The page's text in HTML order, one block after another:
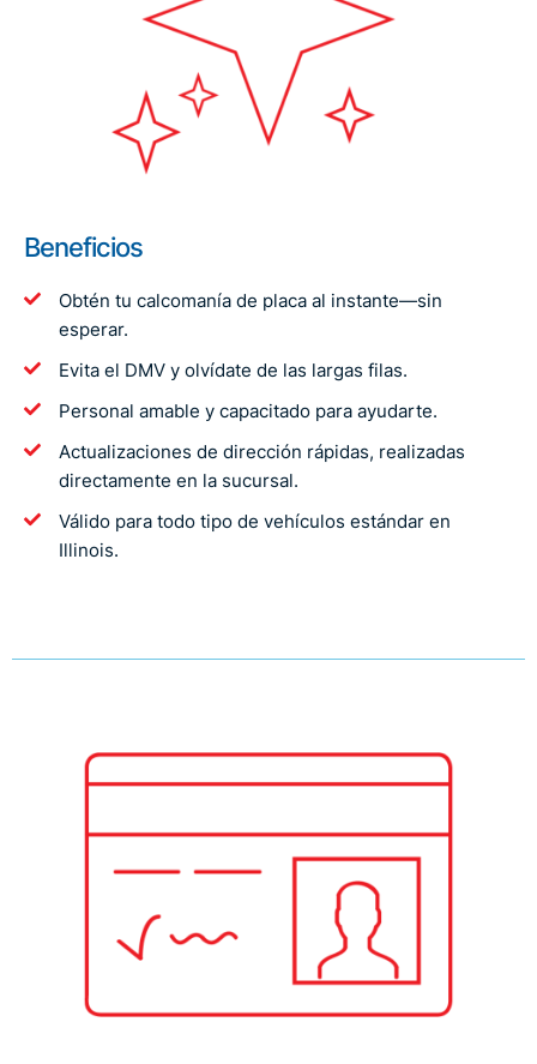
Beneficios
Obtén tu calcomanía de placa al instante—sin
esperar.
Evita el DMV y olvídate de las largas filas.
Personal amable y capacitado para ayudarte.
Actualizaciones de dirección rápidas, realizadas
directamente en la sucursal.
Válido para todo tipo de vehículos estándar en
Illinois.